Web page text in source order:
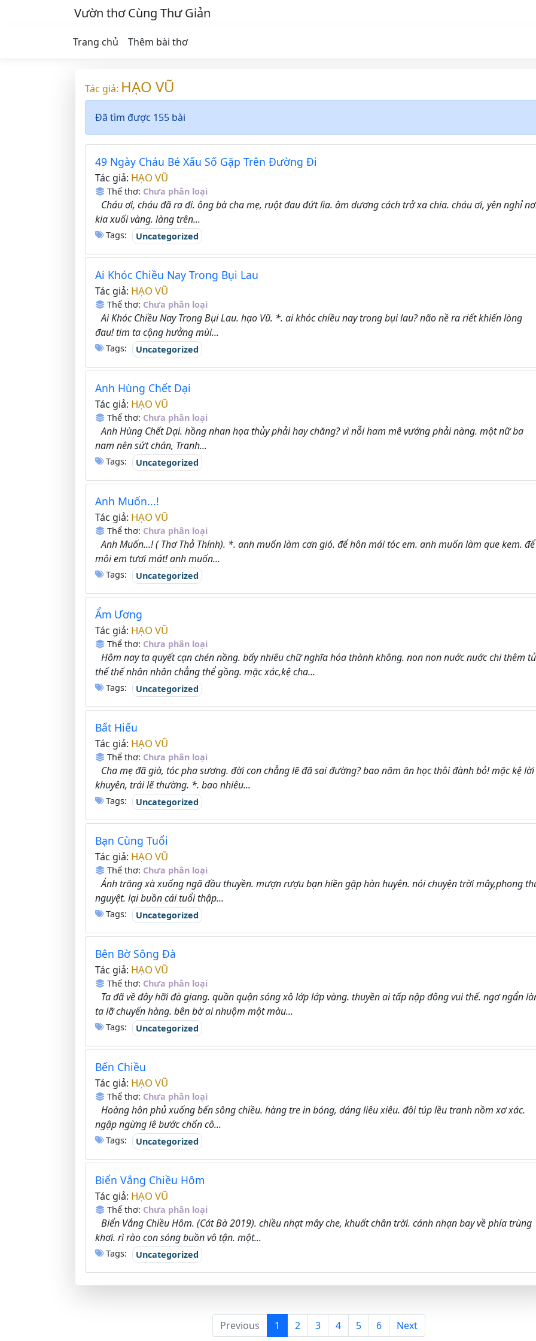
Vườn thơ Cùng Thư Giản
Trang chủ Thêm bài thơ
Tác giả: HẠO VŨ
Đã tìm được 155 bài
49 Ngày Cháu Bé Xấu Số Gặp Trên Đường Đi
Tác giả: HẠO VŨ
Thể thơ: Chưa phân loại
Cháu ơi, cháu đã ra đi. ông bà cha mẹ, ruột đau đứt lìa. âm dương cách trở xa chia. cháu ơi, yên nghỉ
kia xuối vàng. làng trên...
Tags: Uncategorized
Ai Khóc Chiều Nay Trong Bụi Lau
Tác giả: HẠO VŨ
Thể thơ: Chưa phân loại
Ai Khóc Chiều Nay Trong Bụi Lau. hạo Vũ. *. ai khóc chiều nay trong bụi lau? não nề ra riết khiến lòng
đau! tim ta cộng hưởng mùi...
Tags: Uncategorized
Anh Hùng Chết Dại
Tác giả: HẠO VŨ
Thể thơ: Chưa phân loại
Anh Hùng Chết Dại. hồng nhan họa thủy phải hay chăng? vì nỗi ham mê vướng phải nàng. một nữ ba
nam nên sứt chán, Tranh...
Tags: Uncategorized
Anh Muốn...!
Tác giả: HẠO VŨ
Thể thơ: Chưa phân loại
Anh Muốn...! ( Thơ Thả Thính). *. anh muốn làm cơn gió. để hôn mái tóc em. anh muốn làm que kem. để
môi em tươi mát! anh muốn...
Tags: Uncategorized
Ẩm Ương
Tác giả: HẠO VŨ
Thể thơ: Chưa phân loại
Hôm nay ta quyết cạn chén nồng. bấy nhiêu chữ nghĩa hóa thành không. non non nuớc nuớc chi thêm
thế thế nhân nhân chẳng thể gồng. mặc xác,kệ cha...
Tags: Uncategorized
Bất Hiếu
Tác giả: HẠO VŨ
Thể thơ: Chưa phân loại
Cha mẹ đã già, tóc pha sương. đời con chẳng lẽ đã sai đường? bao năm ăn học thôi đành bỏ! mặc kệ lời
khuyên, trái lẽ thường. *. bao nhiêu...
Tags: Uncategorized
Bạn Cùng Tuổi
Tác giả: HẠO VŨ
Thể thơ: Chưa phân loại
Ánh trăng xà xuống ngã đầu thuyền. mượn rượu bạn hiền gặp hàn huyên. nói chuyện trời mây,phong
nguyệt. lại buồn cái tuổi thập...
Tags: Uncategorized
Bên Bờ Sông Đà
Tác giả: HẠO VŨ
Thể thơ: Chưa phân loại
Ta đã về đây hỡi đà giang. quần quận sóng xô lớp lớp vàng. thuyền ai tấp nập đông vui thế. ngơ ngẩn
ta lỡ chuyến hàng. bên bờ ai nhuộm một màu...
Tags: Uncategorized
Bến Chiều
Tác giả: HẠO VŨ
Thể thơ: Chưa phân loại
Hoàng hôn phủ xuống bến sông chiều. hàng tre in bóng, dáng liêu xiêu. đôi túp lều tranh nồm xơ xác.
ngập ngừng lê bước chốn cô...
Tags: Uncategorized
Biển Vắng Chiều Hôm
Tác giả: HẠO VŨ
Thể thơ: Chưa phân loại
Biển Vắng Chiều Hôm. (Cát Bà 2019). chiều nhạt mây che, khuất chân trời. cánh nhạn bay về phía trùng
khơi. rì rào con sóng buồn vô tận. một...
Tags: Uncategorized
Previous 1 2 3 4 5 6 Next